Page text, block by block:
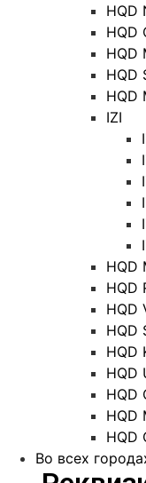
HQD
HQD
HQD
HQD
HQD
IZI
HQD
HQD
HQD
HQD
HQD
HQD
HQD
HQD
HQD
Во всех